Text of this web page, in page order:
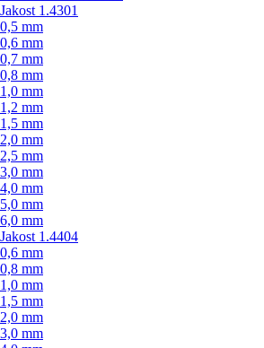
Jakost 1.4301
0,5 mm
0,6 mm
0,7 mm
0,8 mm
1,0 mm
1,2 mm
1,5 mm
2,0 mm
2,5 mm
3,0 mm
4,0 mm
5,0 mm
6,0 mm
Jakost 1.4404
0,6 mm
0,8 mm
1,0 mm
1,5 mm
2,0 mm
3,0 mm